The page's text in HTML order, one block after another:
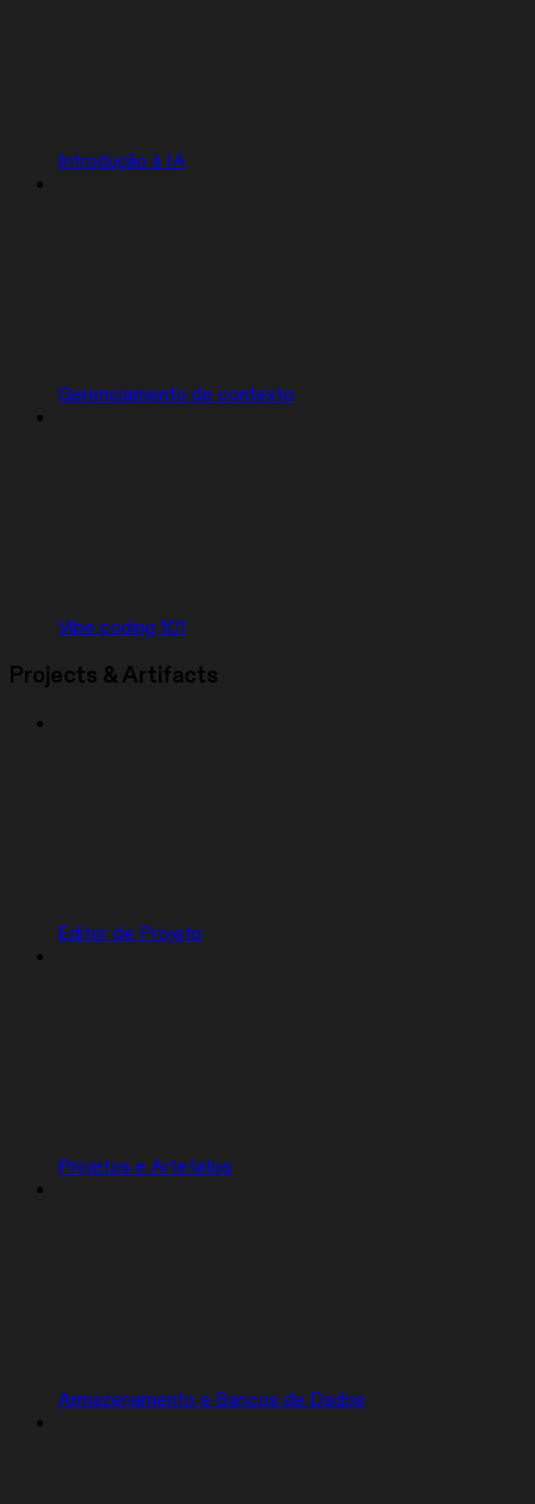
Introdução à IA
Gerenciamento de contexto
Vibe coding 101
Projects & Artifacts
Editor de Projeto
Projetos e Artefatos
Armazenamento e Bancos de Dados